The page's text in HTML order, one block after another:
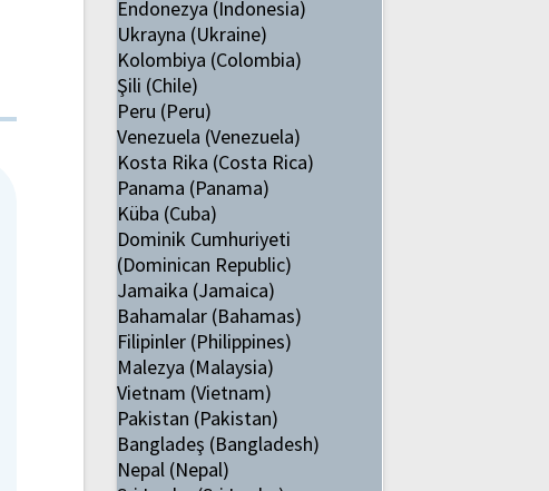
Endonezya (Indonesia)
Ukrayna (Ukraine)
Kolombiya (Colombia)
Şili (Chile)
Peru (Peru)
Venezuela (Venezuela)
Kosta Rika (Costa Rica)
Panama (Panama)
Küba (Cuba)
Dominik Cumhuriyeti
(Dominican Republic)
Jamaika (Jamaica)
Bahamalar (Bahamas)
Filipinler (Philippines)
Malezya (Malaysia)
Vietnam (Vietnam)
Pakistan (Pakistan)
Bangladeş (Bangladesh)
Nepal (Nepal)